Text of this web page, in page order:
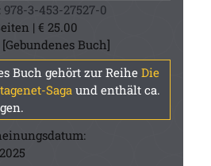
978-3-453-27527-0
| € 25.00
Buch]
Buch gehört zur Reihe Die
Saga und enthält ca.